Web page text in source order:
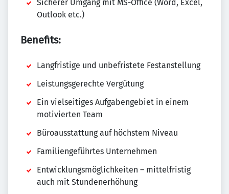
Sicherer Umgang mit MS-Office (Word, Excel,
Outlook etc.)
Benefits:
Langfristige und unbefristete Festanstellung
Leistungsgerechte Vergütung
Ein vielseitiges Aufgabengebiet in einem
motivierten Team
Büroausstattung auf höchstem Niveau
Familiengeführtes Unternehmen
Entwicklungsmöglichkeiten – mittelfristig
auch mit Stundenerhöhung